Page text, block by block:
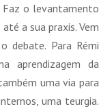
Faz o levantamento
a sua praxis. Vem
debate. Para Rémi
aprendizagem da
uma via para
uma teurgia.